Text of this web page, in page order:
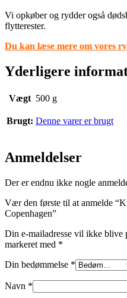
Vi opkøber og rydder også
flytterester.
Du kan læse mere om vores
Yderligere
Vægt 500 g
Brugt: Denne varer er brugt
Anmeldelser
Der er endnu ikke nogle
Vær den første til at anmelde
Copenhagen”
Din e-mailadresse vil ikke blive
markeret med *
Din bedømmelse *
Navn *